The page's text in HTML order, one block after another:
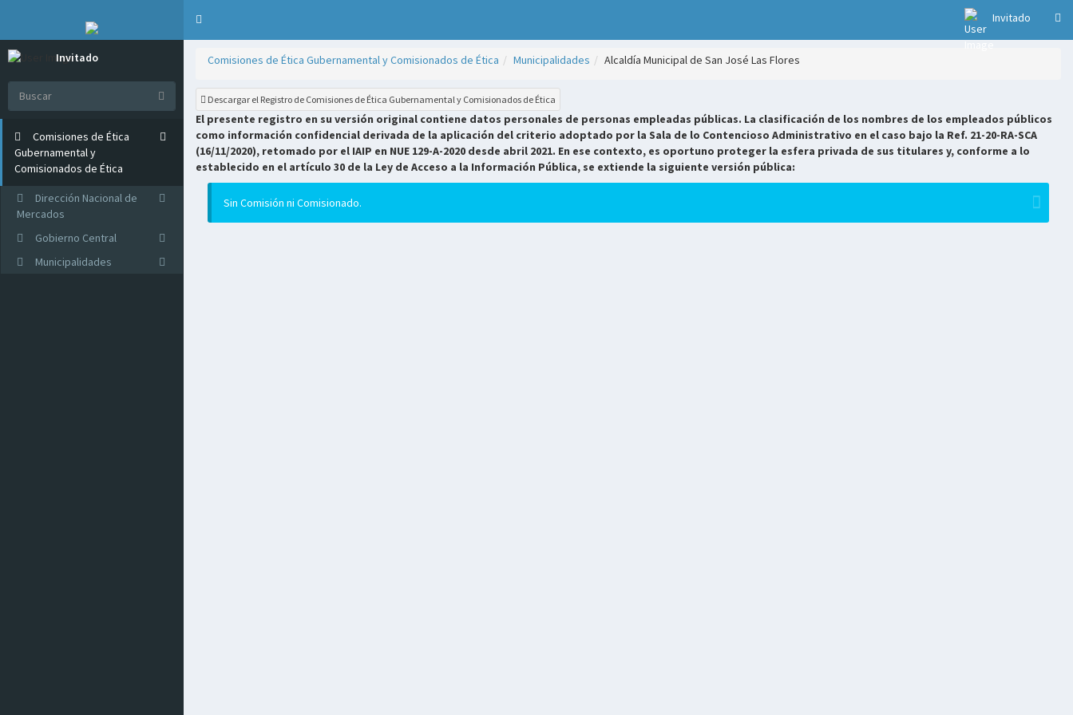
Invitado
Invitado
Comisiones de Ética
Gubernamental y
Comisionados de Ética
Dirección Nacional de
Mercados
Gobierno Central
Municipalidades
Comisiones de Ética Gubernamental y Comisionados de Ética Municipalidades Alcaldía Municipal de San José Las Flores
Descargar el Registro de Comisiones de Ética Gubernamental y Comisionados de Ética
El presente registro en su versión original contiene datos personales de personas empleadas públicas. La clasificación de los nombres de los empleados públicos
como información confidencial derivada de la aplicación del criterio adoptado por la Sala de lo Contencioso Administrativo en el caso bajo la Ref. 21-20-RA-SCA
(16/11/2020), retomado por el IAIP en NUE 129-A-2020 desde abril 2021. En ese contexto, es oportuno proteger la esfera privada de sus titulares y, conforme a lo
establecido en el artículo 30 de la Ley de Acceso a la Información Pública, se extiende la siguiente versión pública:
Sin Comisión ni Comisionado.